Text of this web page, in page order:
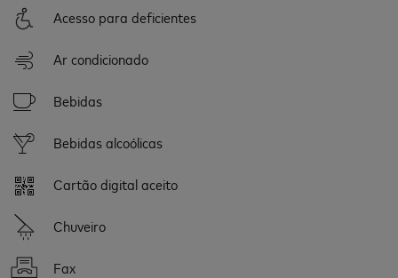
Acesso para deficientes
Ar condicionado
Bebidas
Bebidas alcoólicas
Cartão digital aceito
Chuveiro
Fax